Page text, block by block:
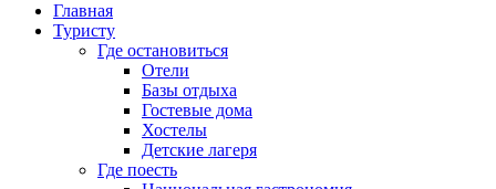
Главная
Туристу
Где остановиться
Отели
Базы отдыха
Гостевые дома
Хостелы
Детские лагеря
Где поесть